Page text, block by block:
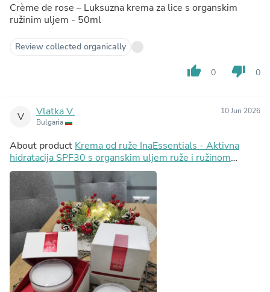
Crème de rose – Luksuzna krema za lice s organskim
ružinim uljem - 50ml
Review collected organically
thumb_up 0 thumb_down 0
V Vlatka V.
Bulgaria
10 Jun 2026
About product Krema od ruže InaEssentials - Aktivna
hidratacija SPF30 s organskim uljem ruže i ružinom
vodom, 2ml